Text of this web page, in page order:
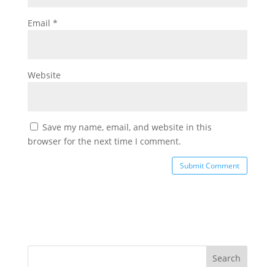
Email *
Website
Save my name, email, and website in this
browser for the next time I comment.